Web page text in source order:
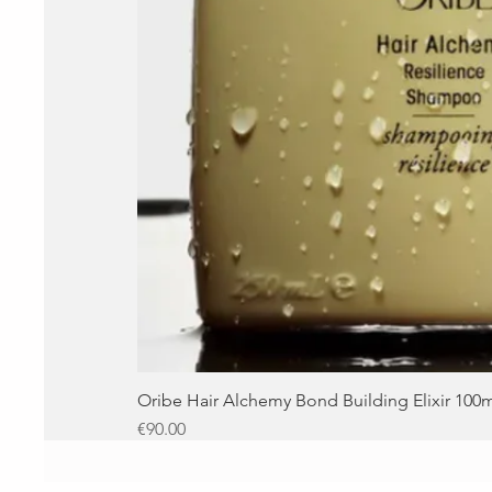
Oribe Hair Alchemy Bond Building Elixir
Price
€90.00